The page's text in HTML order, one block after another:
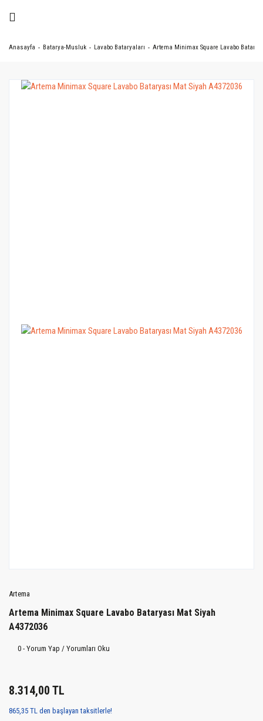
Anasayfa Batarya-Musluk Lavabo Bataryaları Artema Minimax Square Lavabo
Artema
Artema Minimax Square Lavabo Bataryası Mat Siyah
A4372036
0 - Yorum Yap / Yorumları Oku
8.314,00 TL
865,35 TL den başlayan taksitlerle!